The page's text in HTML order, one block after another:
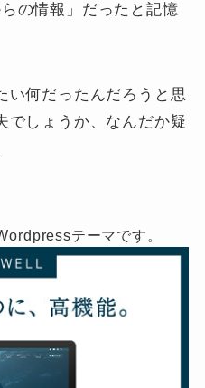
の情報」だったと記憶
い何だったんだろうと思
でしょうか、なんだか疑
テーマです。